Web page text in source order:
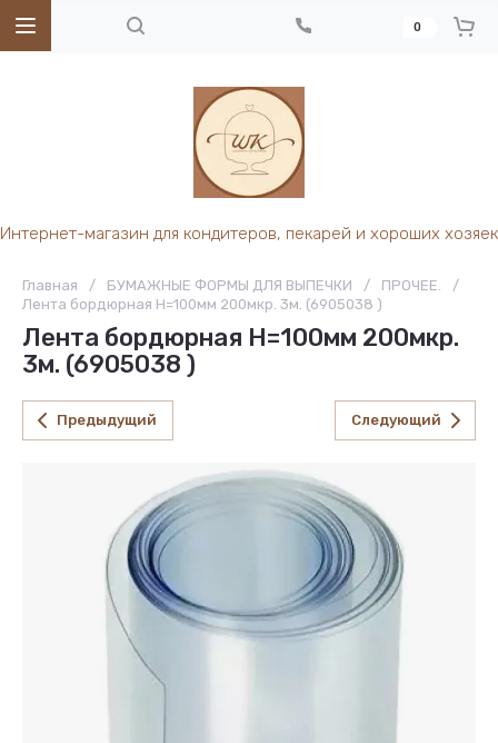
Интернет-магазин для кондитеров, пекарей и хороших хозяек
0
Главная / БУМАЖНЫЕ ФОРМЫ ДЛЯ ВЫПЕЧКИ / ПРОЧЕЕ.
/
Лента бордюрная H=100мм 200мкр. 3м. (6905038 )
Лента бордюрная H=100мм 200мкр.
3м. (6905038 )
Предыдущий Следующий